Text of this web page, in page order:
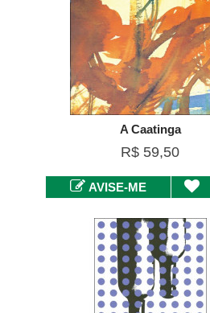
A Caatinga
R$ 59,50
AVISE-ME